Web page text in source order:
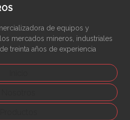
de equipos y
mercados mineros, industriales
treinta años de experiencia